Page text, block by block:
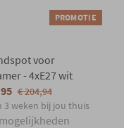
PROMOTIE
voor
- 4xE27 wit
€ 204,94
3 weken bij jou thuis